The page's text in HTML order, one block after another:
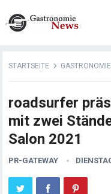
STARTSEITE
roadsurfer
mit zwei
Salon 2021
PR-GATEWAY